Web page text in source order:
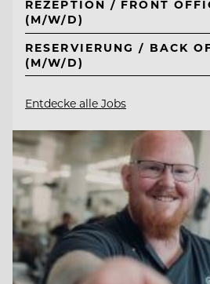
REZEPTION / FRONT
(M/W/D)
RESERVIERUNG / BACK
(M/W/D)
Entdecke alle Jobs